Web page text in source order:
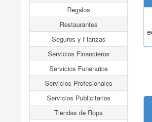
Regalos
Restaurantes
Seguros y Fianzas
Servicios Financieros
Servicios Funerarios
Servicios Profesionales
Servicios Publicitarios
Tiendas de Ropa